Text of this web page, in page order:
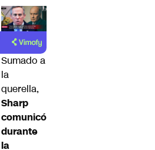
Sumado a
la
querella,
Sharp
comunicó
durante
la